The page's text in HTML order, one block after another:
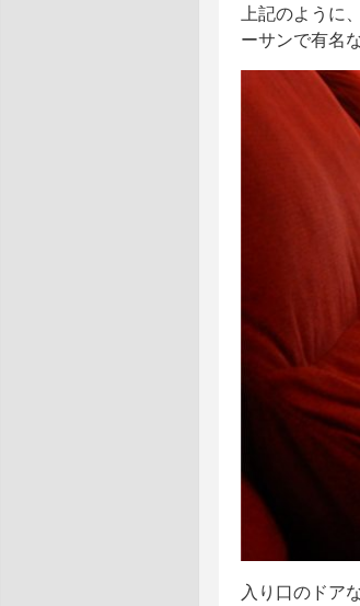
上記のように
ーサンで有名
入り口のドア